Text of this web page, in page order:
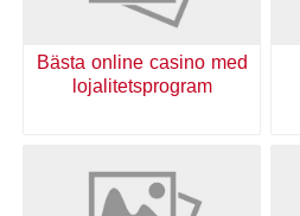
Bästa online casino med
lojalitetsprogram